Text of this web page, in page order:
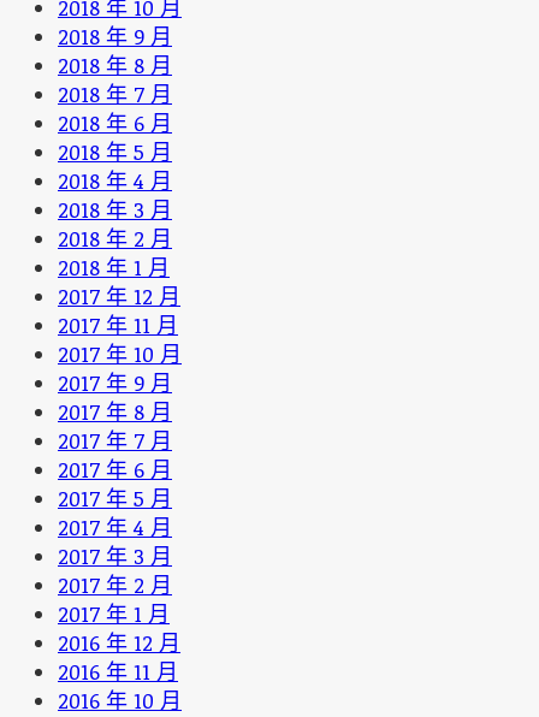
2018 年 10 月
2018 年 9 月
2018 年 8 月
2018 年 7 月
2018 年 6 月
2018 年 5 月
2018 年 4 月
2018 年 3 月
2018 年 2 月
2018 年 1 月
2017 年 12 月
2017 年 11 月
2017 年 10 月
2017 年 9 月
2017 年 8 月
2017 年 7 月
2017 年 6 月
2017 年 5 月
2017 年 4 月
2017 年 3 月
2017 年 2 月
2017 年 1 月
2016 年 12 月
2016 年 11 月
2016 年 10 月